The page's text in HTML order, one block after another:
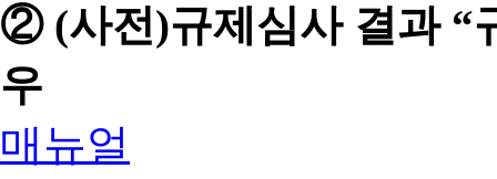
② (사전)규제심사 결과 “
우
매뉴얼